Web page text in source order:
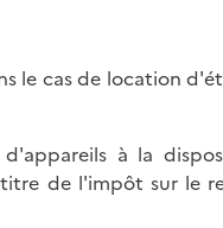
le cas de location
à la
de l'impôt sur le